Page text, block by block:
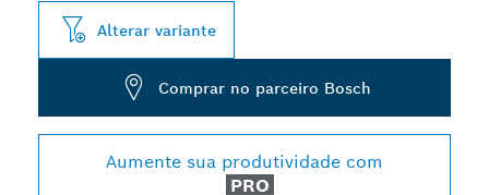
Alterar variante
Comprar no parceiro Bosch
Aumente sua produtividade com
PRO